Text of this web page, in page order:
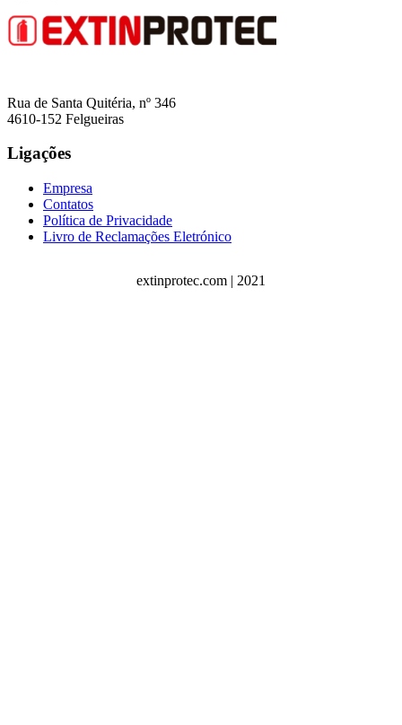
Rua de Santa Quitéria, nº 346
4610-152 Felgueiras
Ligações
Empresa
Contatos
Política de Privacidade
Livro de Reclamações Eletrónico
extinprotec.com | 2021